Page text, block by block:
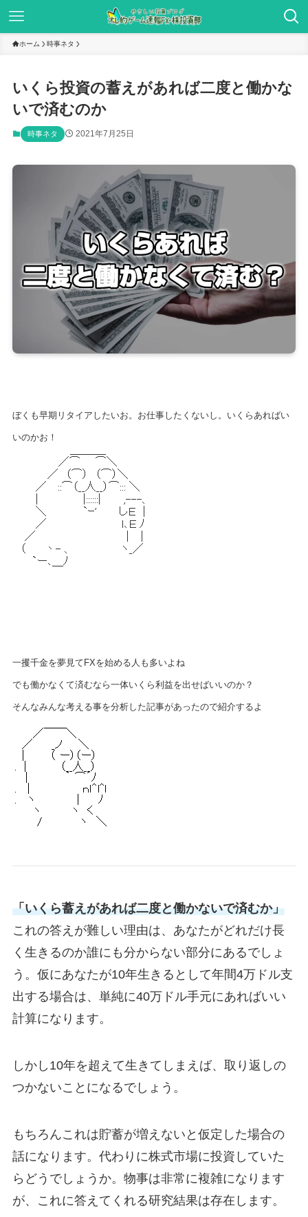
ホーム 時事ネタ
いくら投資の蓄えがあれば二度と働かな
いで済むのか
時事ネタ 2021年7月25日
ぼくも早期リタイアしたいお。お仕事したくないし。いくらあればい
いのかお！
一攫千金を夢見てFXを始める人も多いよね
でも働かなくて済むなら一体いくら利益を出せばいいのか？
そんなみんな考える事を分析した記事があったので紹介するよ
「いくら蓄えがあれば二度と働かないで済むか」
これの答えが難しい理由は、あなたがどれだけ長
く生きるのか誰にも分からない部分にあるでしょ
う。仮にあなたが10年生きるとして年間4万ドル支
出する場合は、単純に40万ドル手元にあればいい
計算になります。
しかし10年を超えて生きてしまえば、取り返しの
つかないことになるでしょう。
もちろんこれは貯蓄が増えないと仮定した場合の
話になります。代わりに株式市場に投資していた
らどうでしょうか。物事は非常に複雑になります
が、これに答えてくれる研究結果は存在します。